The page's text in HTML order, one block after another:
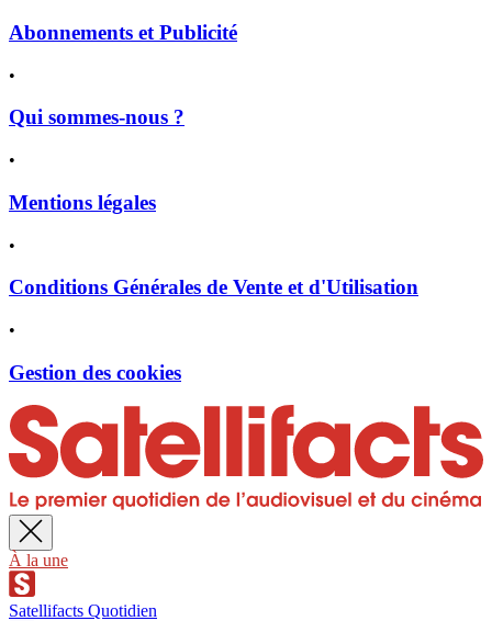
Abonnements et Publicité
•
Qui sommes-nous ?
•
Mentions légales
•
Conditions Générales de Vente et d'Utilisation
•
Gestion des cookies
À la une
Satellifacts Quotidien